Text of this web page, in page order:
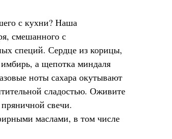
с кухни? Наша
смешанного с
специй. Сердце из корицы,
имбирь, а щепотка миндаля
ноты сахара окутывают
сладостью. Оживите
свечи.
маслами, в том числе